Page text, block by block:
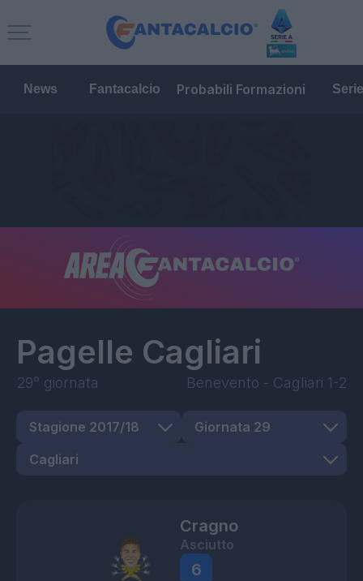
News Fantacalcio Probabili Formazioni
Pagelle Cagliari
29° giornata Benevento - Cagliari 1-2
Cragno
Asciutto
6